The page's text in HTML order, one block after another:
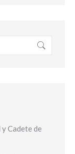
Cadete de